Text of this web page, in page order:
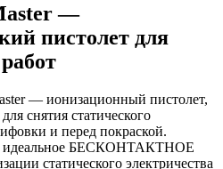
—
пистолет для
— ионизационный пистолет,
снятия статического
и перед покраской.
идеальное БЕСКОНТАКТНОЕ
статического электричества